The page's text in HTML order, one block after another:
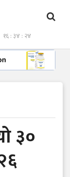
१६ : ३४ : २५
३०